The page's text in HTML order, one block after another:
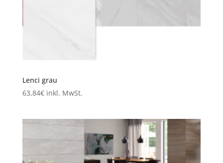
Lenci grau
63,84€ inkl. MwSt.